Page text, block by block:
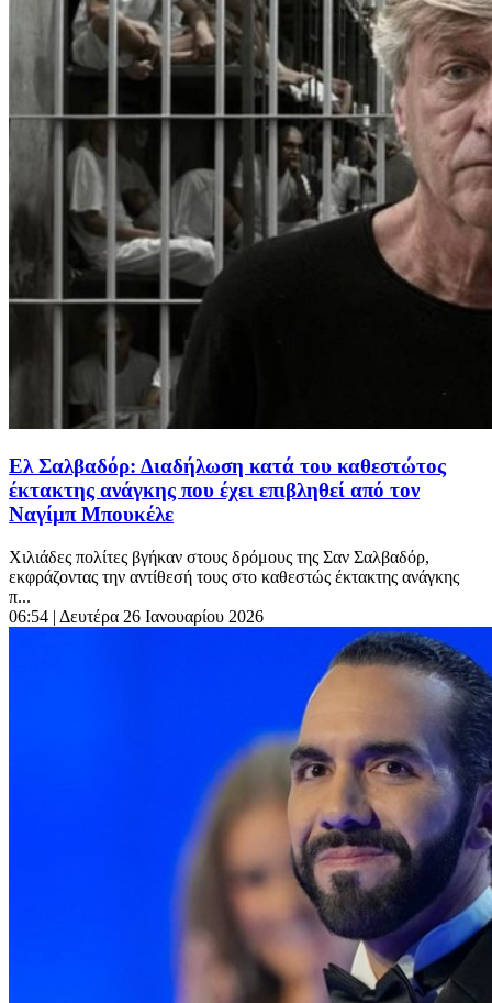
Ελ Σαλβαδόρ: Διαδήλωση κατά του καθεστώτος
έκτακτης ανάγκης που έχει επιβληθεί από τον
Ναγίμπ Μπουκέλε
Χιλιάδες πολίτες βγήκαν στους δρόμους της Σαν Σαλβαδόρ,
εκφράζοντας την αντίθεσή τους στο καθεστώς έκτακτης ανάγκης
π...
06:54 | Δευτέρα 26 Ιανουαρίου 2026